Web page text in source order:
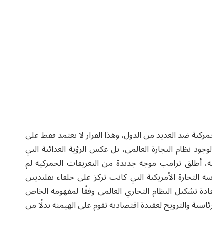
ضد العديد من الدول، وهذا القرار لا يعتمد فقط على
التجارة العالمي، بل عكس الرؤية العدائية التي
أطلق ترامب موجة جديدة من التعريفات الجمركية لم
الأمريكية التي كانت تركز على حلفاء تقليديين
تشكيل النظام التجاري العالمي وفقًا لمفهومه الخاص
والترويج لعقيدة اقتصادية تقوم على الهيمنة بدلًا من